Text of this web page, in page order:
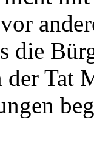
die
Tat